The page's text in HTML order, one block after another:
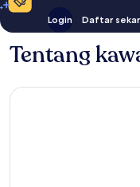
Login Daftar
Tentang